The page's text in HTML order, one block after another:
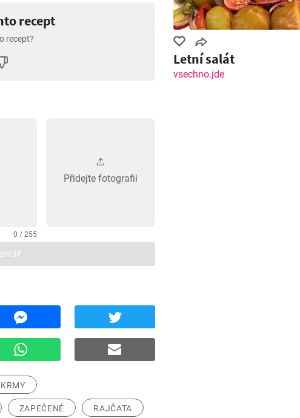
recept
recept?
0 / 255
Přidejte fotografii
ZAPEČENÉ RAJČATA
Letní salát
vsechno.jde